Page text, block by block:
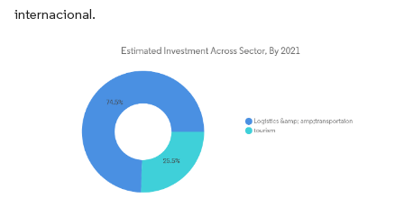
internacional.